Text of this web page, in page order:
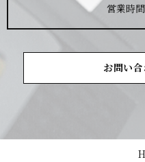
営業時
お問い